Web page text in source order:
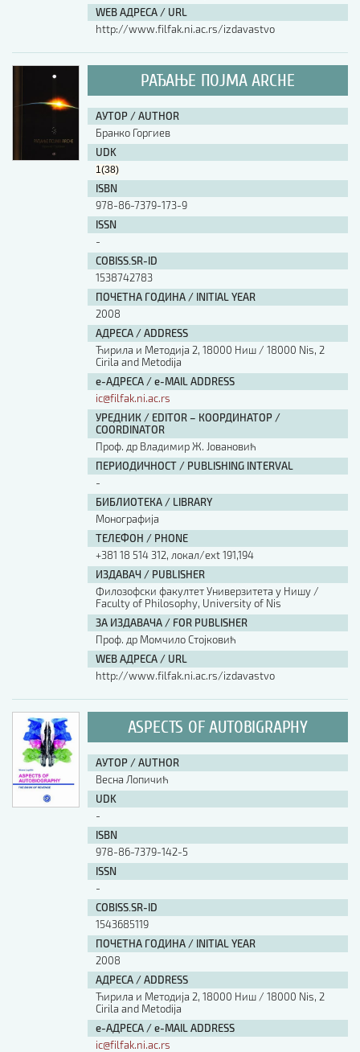
WEB АДРЕСА / URL
http://www.filfak.ni.ac.rs/izdavastvo
РАЂАЊЕ ПОЈМА ARCHE
АУТОР / AUTHOR
Бранко Горгиев
UDK
1(38)
ISBN
978-86-7379-173-9
ISSN
-
COBISS.SR-ID
1538742783
ПОЧЕТНА ГОДИНА / INITIAL YEAR
2008
АДРЕСА / ADDRESS
Ћирила и Методија 2, 18000 Ниш / 18000 Nis, 2
Cirila and Metodija
е-АДРЕСА / e-MAIL ADDRESS
ic@filfak.ni.ac.rs
УРЕДНИК / EDITOR – КООРДИНАТОР /
COORDINATOR
Проф. др Владимир Ж. Јовановић
ПЕРИОДИЧНОСТ / PUBLISHING INTERVAL
-
БИБЛИОТЕКА / LIBRARY
Монографија
ТЕЛЕФОН / PHONE
+381 18 514 312, локал/ext 191,194
ИЗДАВАЧ / PUBLISHER
Филозофски факултет Универзитета у Нишу /
Faculty of Philosophy, University of Nis
ЗА ИЗДАВАЧА / FOR PUBLISHER
Проф. др Момчило Стојковић
WEB АДРЕСА / URL
http://www.filfak.ni.ac.rs/izdavastvo
ASPECTS OF AUTOBIGRAPHY
АУТОР / AUTHOR
Весна Лопичић
UDK
-
ISBN
978-86-7379-142-5
ISSN
-
COBISS.SR-ID
1543685119
ПОЧЕТНА ГОДИНА / INITIAL YEAR
2008
АДРЕСА / ADDRESS
Ћирила и Методија 2, 18000 Ниш / 18000 Nis, 2
Cirila and Metodija
е-АДРЕСА / e-MAIL ADDRESS
ic@filfak.ni.ac.rs